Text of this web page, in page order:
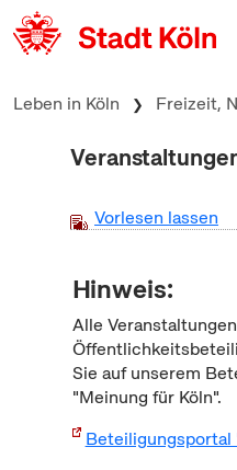
zum Inhalt springen
Leben in Köln Freizeit,
Vorlesen lassen
Hinweis:
Alle
Sie auf unserem
"Meinung für Köln".
Beteiligungsportal